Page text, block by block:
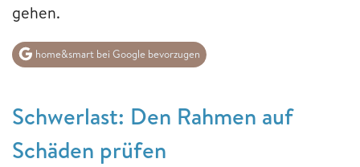
gehen.
home&smart bei Google bevorzugen
Schwerlast: Den Rahmen auf
Schäden prüfen